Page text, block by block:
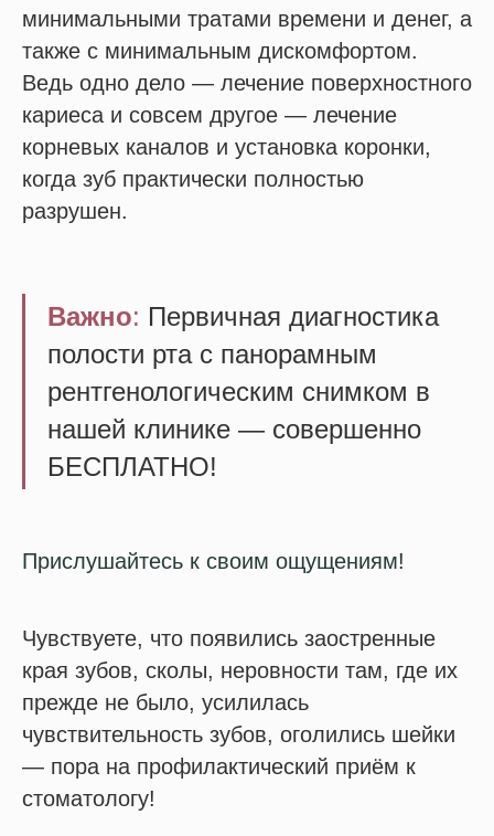
минимальными тратами времени и денег, а
также с минимальным дискомфортом.
Ведь одно дело — лечение поверхностного
кариеса и совсем другое — лечение
корневых каналов и установка коронки,
когда зуб практически полностью
разрушен.
Важно: Первичная диагностика
полости рта с панорамным
рентгенологическим снимком в
нашей клинике — совершенно
БЕСПЛАТНО!
Прислушайтесь к своим ощущениям!
Чувствуете, что появились заостренные
края зубов, сколы, неровности там, где их
прежде не было, усилилась
чувствительность зубов, оголились шейки
— пора на профилактический приём к
стоматологу!